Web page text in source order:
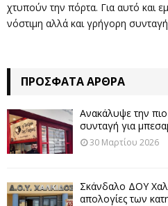
χτυπούν την πόρτα. Για αυτό και
νόστιμη αλλά και γρήγορη
ΠΡΌΣΦΑΤΑ ΆΡΘΡΑ
Ανακάλυψε την
συνταγή για
30 Μαρτίου 2026
Σκάνδαλο ΔΟΥ
απολογίες των